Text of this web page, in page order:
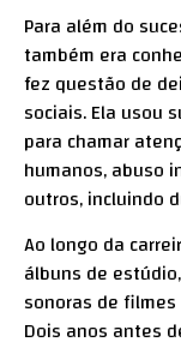
Para além do
também era
fez questão de
sociais. Ela usou
para chamar
humanos, abuso
outros, incluindo
Ao longo da
álbuns de
sonoras de
Dois anos antes